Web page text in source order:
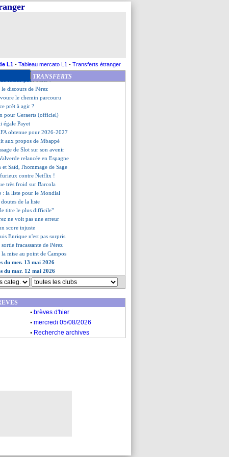
L1 - Tableau mercato L1 - Transferts étranger
TRANSFERTS
pour Baidoo
fermée pour Kroupi
de Djokovic
message d'Ancelotti
de retour pour Paris ?
discours de Pérez
le chemin parcouru
prêt à agir ?
pour Geraerts (officiel)
égale Payet
obtenue pour 2026-2027
aux propos de Mbappé
de Slot sur son avenir
relancée en Espagne
et Saïd, l'hommage de Sage
furieux contre Netflix !
très froid sur Barcola
: la liste pour le Mondial
de la liste
titre le plus difficile"
ne voit pas une erreur
score injuste
Enrique n'est pas surpris
fracassante de Pérez
la mise au point de Campos
du mer. 13 mai 2026
du mar. 12 mai 2026
. brèves d'hier
. mercredi 05/08/2026
. Recherche archives